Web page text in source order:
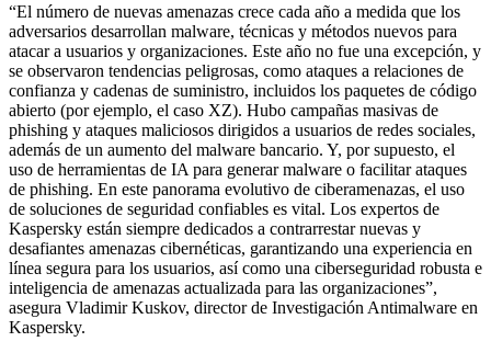
“El número de nuevas amenazas crece cada año a medida que los
adversarios desarrollan malware, técnicas y métodos nuevos para
atacar a usuarios y organizaciones. Este año no fue una excepción, y
se observaron tendencias peligrosas, como ataques a relaciones de
confianza y cadenas de suministro, incluidos los paquetes de código
abierto (por ejemplo, el caso XZ). Hubo campañas masivas de
phishing y ataques maliciosos dirigidos a usuarios de redes sociales,
además de un aumento del malware bancario. Y, por supuesto, el
uso de herramientas de IA para generar malware o facilitar ataques
de phishing. En este panorama evolutivo de ciberamenazas, el uso
de soluciones de seguridad confiables es vital. Los expertos de
Kaspersky están siempre dedicados a contrarrestar nuevas y
desafiantes amenazas cibernéticas, garantizando una experiencia en
línea segura para los usuarios, así como una ciberseguridad robusta e
inteligencia de amenazas actualizada para las organizaciones”,
asegura Vladimir Kuskov, director de Investigación Antimalware en
Kaspersky.